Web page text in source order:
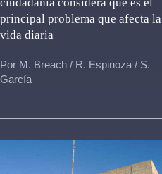
principal problema que afecta la
vida diaria
Por M. Breach / R. Espinoza / S.
García